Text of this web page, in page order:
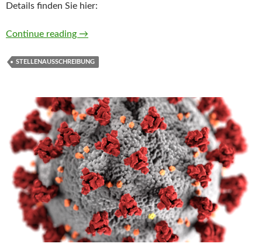
Details finden Sie hier:
Continue reading Stellenangebote unserer Kita’s
→
STELLENAUSSCHREIBUNG